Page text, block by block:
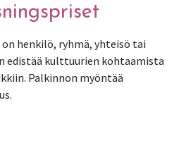
henkilö, ryhmä, yhteisö tai
edistää kulttuurien kohtaamista
Palkinnon myöntää